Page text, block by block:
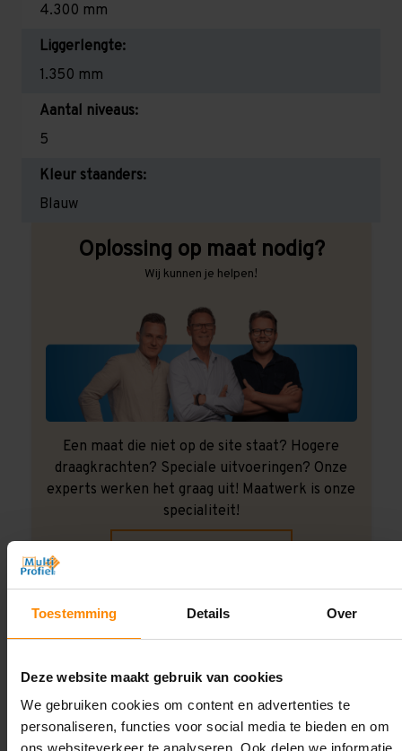
Toestemming Details Over
Deze website maakt gebruik van cookies
We gebruiken cookies om content en advertenties te
personaliseren, functies voor social media te bieden en om
ons websiteverkeer te analyseren. Ook delen we informatie
4.300 mm
Liggerlengte:
1.350 mm
Aantal niveaus:
5
Kleur staanders:
Blauw
Oplossing op maat nodig?
Wij kunnen je helpen!
Een maat die niet op de site staat? Hogere
draagkrachten? Speciale uitvoeringen? Onze
experts werken het graag uit! Maatwerk is onze
specialiteit!
Montage uitbesteden?